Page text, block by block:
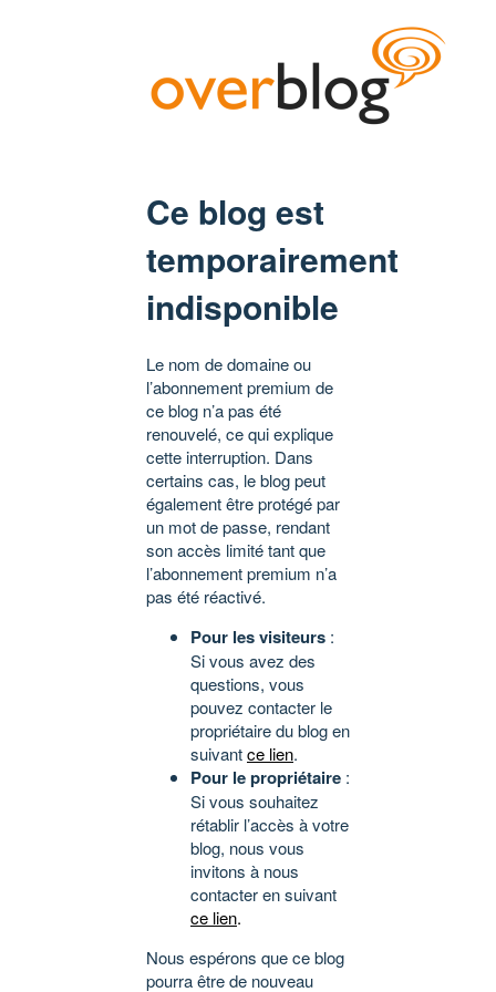
Ce blog est
temporairement
indisponible
Le nom de domaine ou
l’abonnement premium de
ce blog n’a pas été
renouvelé, ce qui explique
cette interruption. Dans
certains cas, le blog peut
également être protégé par
un mot de passe, rendant
son accès limité tant que
l’abonnement premium n’a
pas été réactivé.
Pour les visiteurs :
Si vous avez des
questions, vous
pouvez contacter le
propriétaire du blog en
suivantce lien.
Pour le propriétaire :
Si vous souhaitez
rétablir l’accès à votre
blog, nous vous
invitons à nous
contacter en suivant
ce lien.
Nous espérons que ce blog
pourra être de nouveau